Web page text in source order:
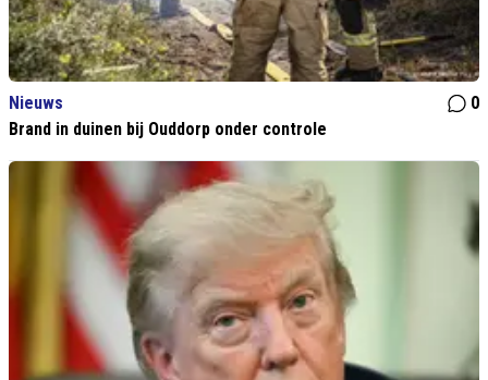
Nieuws
0
Brand in duinen bij Ouddorp onder controle